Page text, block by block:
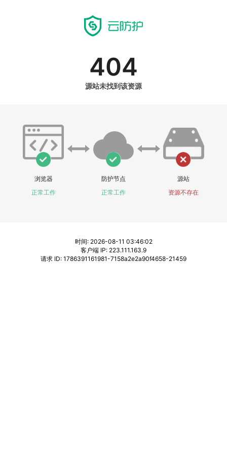
404
源站未找到该资源
浏览器
正常工作
防护节点
正常工作
源站
资源不存在
时间: 2026-08-11 03:46:02
客户端 IP: 223.111.163.9
请求 ID: 1786391161981-7158a2e2a90f4658-21459